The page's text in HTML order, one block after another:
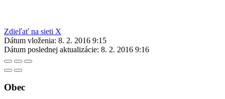
Zdieľať na sieti X
Dátum vloženia: 8. 2. 2016 9:15
Dátum poslednej aktualizácie: 8. 2. 2016 9:16
Obec